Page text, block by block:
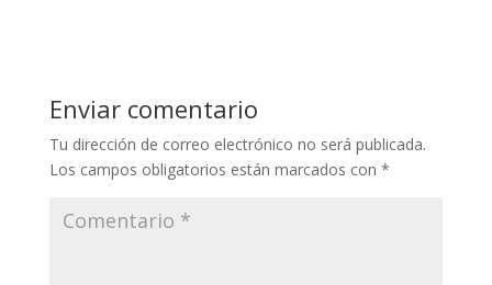
Enviar comentario
Tu dirección de correo electrónico no será publicada.
Los campos obligatorios están marcados con *